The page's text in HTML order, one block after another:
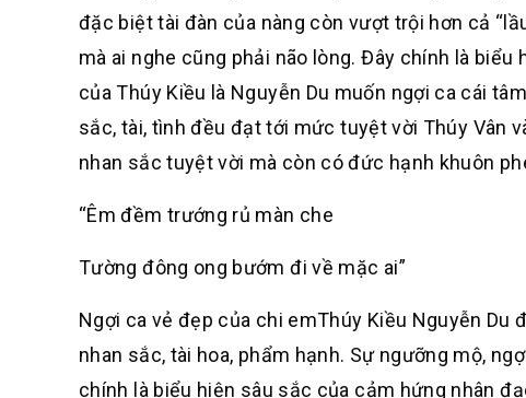
đặc biệt tài đàn của nàng còn vượt trội hơn cả
mà ai nghe cũng phải não lòng. Đây chính là
của Thúy Kiều là Nguyễn Du muốn ngợi ca cái
sắc, tài, tình đều đạt tới mức tuyệt vời Thúy Vân
nhan sắc tuyệt vời mà còn có đức hạnh khuôn
“Êm đềm trướng rủ màn che
Tường đông ong bướm đi về mặc ai”
Ngợi ca vẻ đẹp của chi emThúy Kiều Nguyễn
nhan sắc, tài hoa, phẩm hạnh. Sự ngưỡng mộ,
chính là biểu hiện sâu sắc của cảm hứng nhân